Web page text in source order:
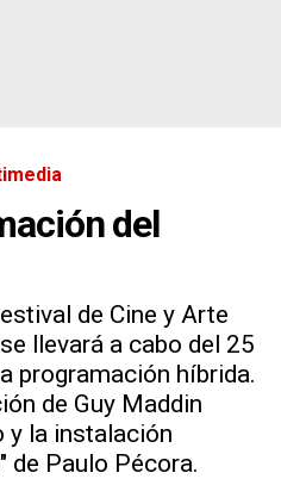
del
de Cine y Arte
llevará a cabo del 25
programación híbrida.
de Guy Maddin
y la instalación
de Paulo Pécora.